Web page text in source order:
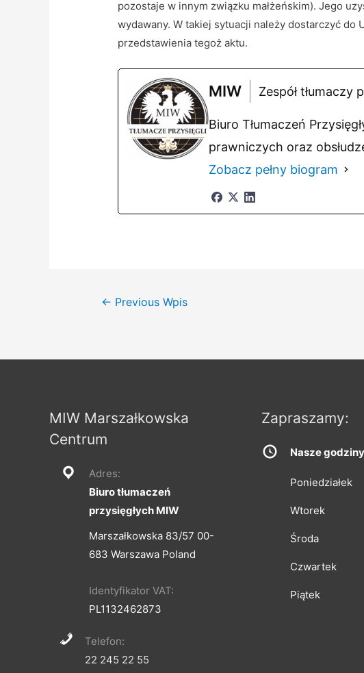
pozostaje w innym związku małżeńskim). Jego
wydawany. W takiej sytuacji należy dostarczyć
przedstawienia tegoż aktu.
MIW Zespół tłumaczy
Biuro Tłumaczeń
prawniczych oraz
Zobacz pełny biogram
Nawigacja
← Previous Wpis
MIW Marszałkowska
Centrum
Adres:
Biuro tłumaczeń
przysięgłych MIW
Marszałkowska 83/57 00-
683 Warszawa Poland
Identyfikator VAT:
PL1132462873
Telefon:
22 245 22 55
Zapraszamy:
Nasze
Poniedziałek
Wtorek
Środa
Czwartek
Piątek